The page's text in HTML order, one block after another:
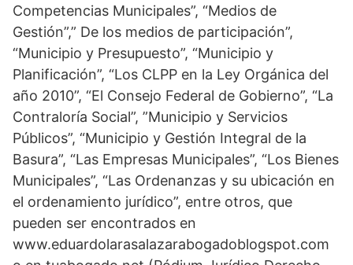
Competencias Municipales”, “Medios de
Gestión”,” De los medios de participación”,
“Municipio y Presupuesto”, “Municipio y
Planificación”, “Los CLPP en la Ley Orgánica del
año 2010”, “El Consejo Federal de Gobierno”, “La
Contraloría Social”, ”Municipio y Servicios
Públicos”, “Municipio y Gestión Integral de la
Basura”, “Las Empresas Municipales”, “Los Bienes
Municipales”, “Las Ordenanzas y su ubicación en
el ordenamiento jurídico”, entre otros, que
pueden ser encontrados en
www.eduardolarasalazarabogadoblogspot.com